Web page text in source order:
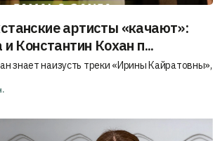
артисты «качают»:
Константин Кохан п...
знает наизусть треки «Ирины Кайратовны»,